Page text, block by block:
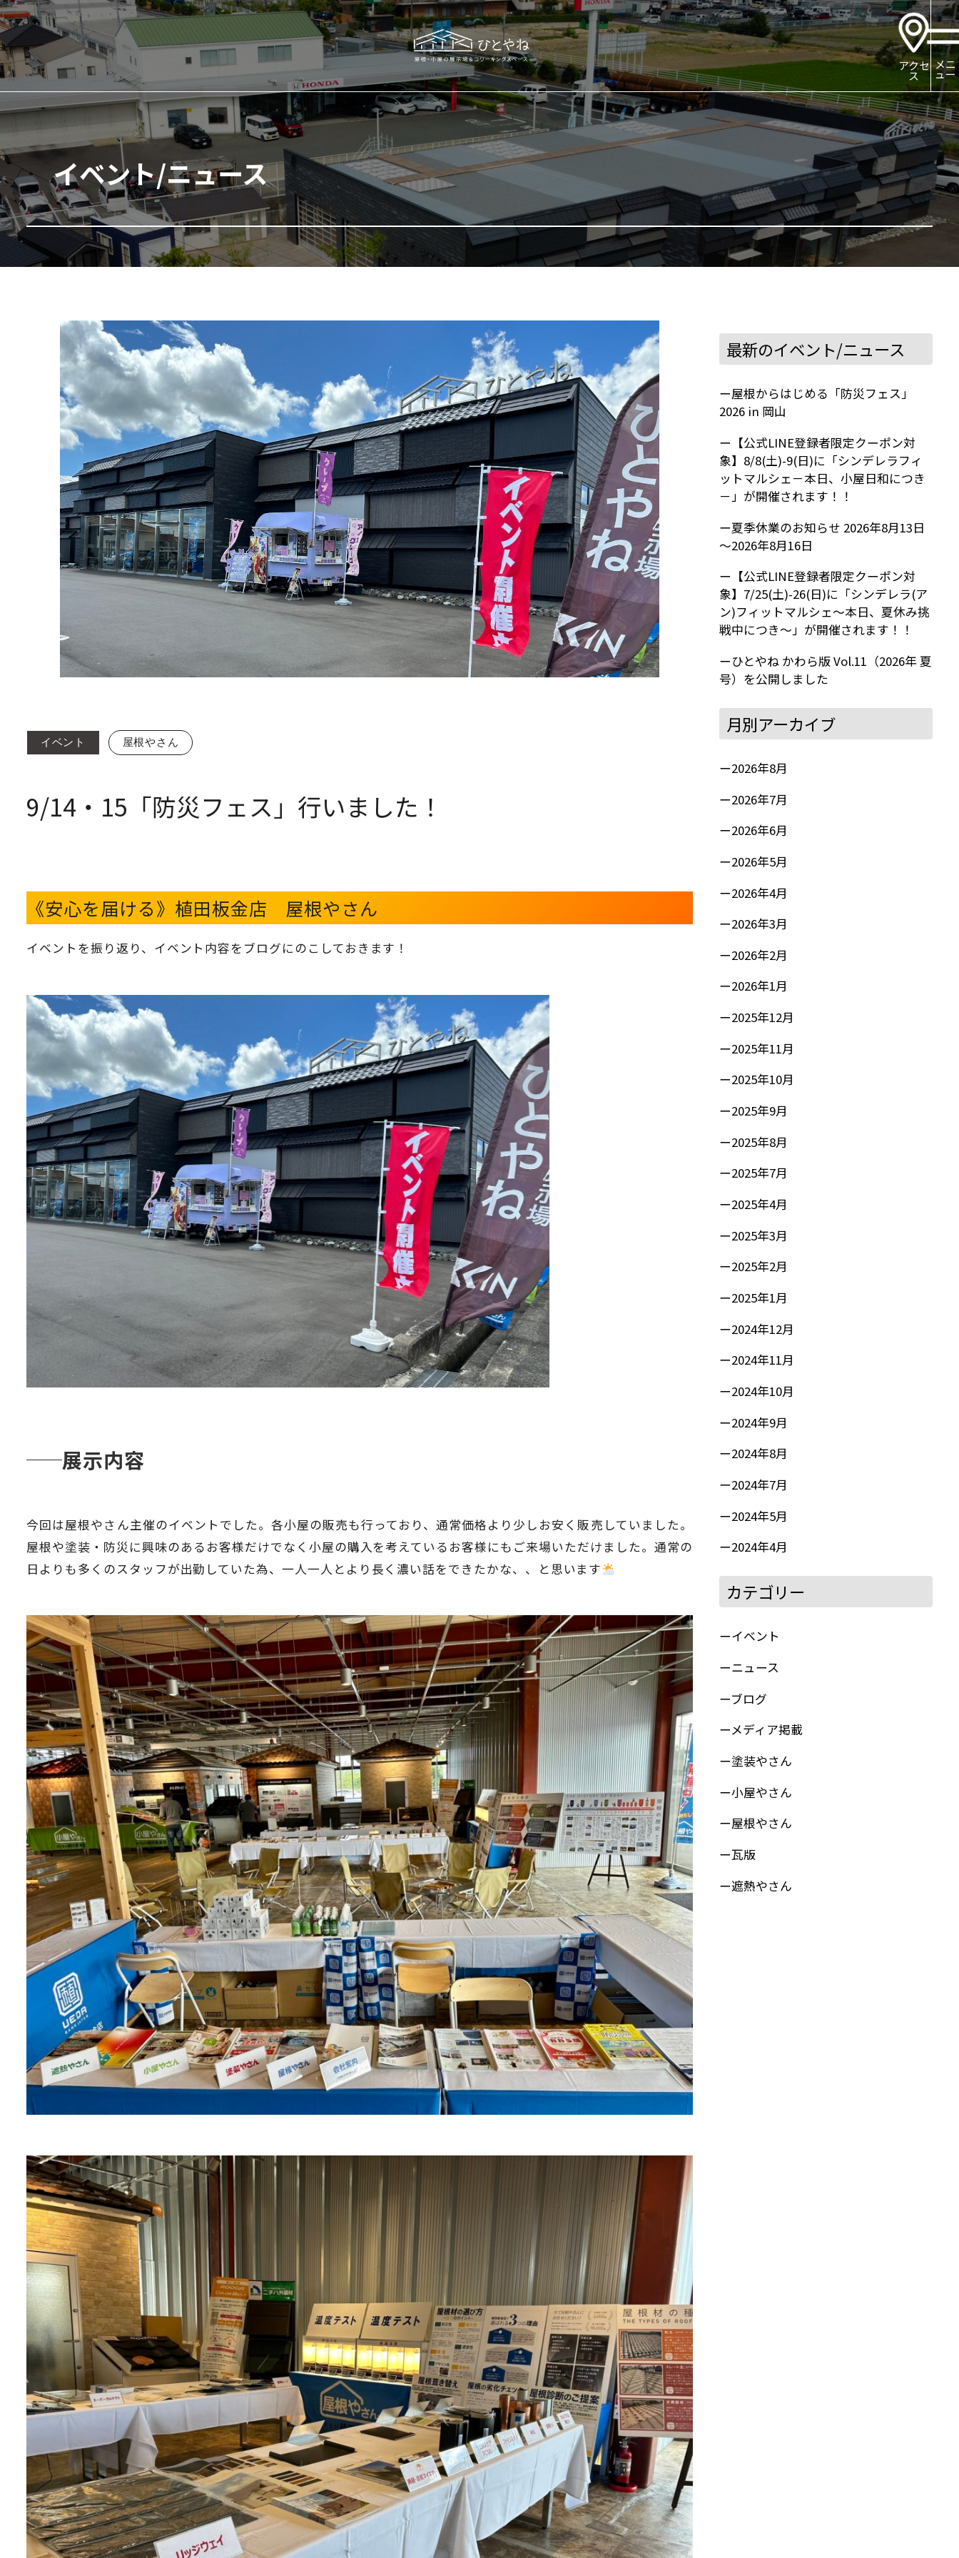
アクセ
ス
メニ
ュー
イベント/ニュース
イベント 屋根やさん
9/14・15「防災フェス」行いました！
《安心を届ける》植田板金店 屋根やさん
イベントを振り返り、イベント内容をブログにのこしておきます！
展示内容
今回は屋根やさん主催のイベントでした。各小屋の販売も行っており、通常価格より少しお安く販売していました。
屋根や塗装・防災に興味のあるお客様だけでなく小屋の購入を考えているお客様にもご来場いただけました。通常の
日よりも多くのスタッフが出勤していた為、一人一人とより長く濃い話をできたかな、、と思います
最新のイベント/ニュース
屋根からはじめる「防災フェス」
2026 in 岡山
【公式LINE登録者限定クーポン対
象】8/8(土)-9(日)に「シンデレラフィ
ットマルシェ－本日、小屋日和につき
－」が開催されます！！
夏季休業のお知らせ 2026年8月13日
～2026年8月16日
【公式LINE登録者限定クーポン対
象】7/25(土)-26(日)に「シンデレラ(ア
ン)フィットマルシェ～本日、夏休み挑
戦中につき～」が開催されます！！
ひとやね かわら版 Vol.11（2026年 夏
号）を公開しました
月別アーカイブ
2026年8月
2026年7月
2026年6月
2026年5月
2026年4月
2026年3月
2026年2月
2026年1月
2025年12月
2025年11月
2025年10月
2025年9月
2025年8月
2025年7月
2025年4月
2025年3月
2025年2月
2025年1月
2024年12月
2024年11月
2024年10月
2024年9月
2024年8月
2024年7月
2024年5月
2024年4月
カテゴリー
イベント
ニュース
ブログ
メディア掲載
塗装やさん
小屋やさん
屋根やさん
瓦版
遮熱やさん